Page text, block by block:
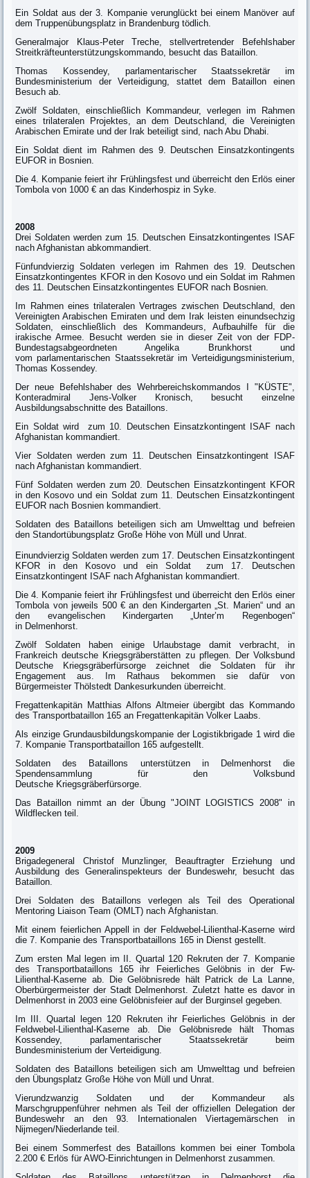
Ein Soldat aus der 3. Kompanie verunglückt bei einem Manöver auf
dem Truppenübungsplatz in Brandenburg tödlich.
Generalmajor Klaus-Peter Treche, stellvertretender Befehlshaber
Streitkräfteunterstützungskommando, besucht das Bataillon.
Thomas Kossendey, parlamentarischer Staatssekretär im
Bundesministerium der Verteidigung, stattet dem Bataillon einen
Besuch ab.
Zwölf Soldaten, einschließlich Kommandeur, verlegen im Rahmen
eines trilateralen Projektes, an dem Deutschland, die Vereinigten
Arabischen Emirate und der Irak beteiligt sind, nach Abu Dhabi.
Ein Soldat dient im Rahmen des 9. Deutschen Einsatzkontingents
EUFOR in Bosnien.
Die 4. Kompanie feiert ihr Frühlingsfest und überreicht den Erlös einer
Tombola von 1000 € an das Kinderhospiz in Syke.
2008
Drei Soldaten werden zum 15. Deutschen Einsatzkontingentes ISAF
nach Afghanistan abkommandiert.
Fünfundvierzig Soldaten verlegen im Rahmen des 19. Deutschen
Einsatzkontingentes KFOR in den Kosovo und ein Soldat im Rahmen
des 11. Deutschen Einsatzkontingentes EUFOR nach Bosnien.
Im Rahmen eines trilateralen Vertrages zwischen Deutschland, den
Vereinigten Arabischen Emiraten und dem Irak leisten einundsechzig
Soldaten, einschließlich des Kommandeurs, Aufbauhilfe für die
irakische Armee. Besucht werden sie in dieser Zeit von der FDP-
Bundestagsabgeordneten Angelika Brunkhorst und
vom parlamentarischen Staatssekretär im Verteidigungsministerium,
Thomas Kossendey.
Der neue Befehlshaber des Wehrbereichskommandos I "KÜSTE",
Konteradmiral Jens-Volker Kronisch, besucht einzelne
Ausbildungsabschnitte des Bataillons.
Ein Soldat wird zum 10. Deutschen Einsatzkontingent ISAF nach
Afghanistan kommandiert.
Vier Soldaten werden zum 11. Deutschen Einsatzkontingent ISAF
nach Afghanistan kommandiert.
Fünf Soldaten werden zum 20. Deutschen Einsatzkontingent KFOR
in den Kosovo und ein Soldat zum 11. Deutschen Einsatzkontingent
EUFOR nach Bosnien kommandiert.
Soldaten des Bataillons beteiligen sich am Umwelttag und befreien
den Standortübungsplatz Große Höhe von Müll und Unrat.
Einundvierzig Soldaten werden zum 17. Deutschen Einsatzkontingent
KFOR in den Kosovo und ein Soldat zum 17. Deutschen
Einsatzkontingent ISAF nach Afghanistan kommandiert.
Die 4. Kompanie feiert ihr Frühlingsfest und überreicht den Erlös einer
Tombola von jeweils 500 € an den Kindergarten „St. Marien“ und an
den evangelischen Kindergarten „Unter’m Regenbogen“
in Delmenhorst.
Zwölf Soldaten haben einige Urlaubstage damit verbracht, in
Frankreich deutsche Kriegsgräberstätten zu pflegen. Der Volksbund
Deutsche Kriegsgräberfürsorge zeichnet die Soldaten für ihr
Engagement aus. Im Rathaus bekommen sie dafür von
Bürgermeister Thölstedt Dankesurkunden überreicht.
Fregattenkapitän Matthias Alfons Altmeier übergibt das Kommando
des Transportbataillon 165 an Fregattenkapitän Volker Laabs.
Als einzige Grundausbildungskompanie der Logistikbrigade 1 wird die
7. Kompanie Transportbataillon 165 aufgestellt.
Soldaten des Bataillons unterstützen in Delmenhorst die
Spendensammlung für den Volksbund
Deutsche Kriegsgräberfürsorge.
Das Bataillon nimmt an der Übung "JOINT LOGISTICS 2008" in
Wildflecken teil.
2009
Brigadegeneral Christof Munzlinger, Beauftragter Erziehung und
Ausbildung des Generalinspekteurs der Bundeswehr, besucht das
Bataillon.
Drei Soldaten des Bataillons verlegen als Teil des Operational
Mentoring Liaison Team (OMLT) nach Afghanistan.
Mit einem feierlichen Appell in der Feldwebel-Lilienthal-Kaserne wird
die 7. Kompanie des Transportbataillons 165 in Dienst gestellt.
Zum ersten Mal legen im II. Quartal 120 Rekruten der 7. Kompanie
des Transportbataillons 165 ihr Feierliches Gelöbnis in der Fw-
Lilienthal-Kaserne ab. Die Gelöbnisrede hält Patrick de La Lanne,
Oberbürgermeister der Stadt Delmenhorst. Zuletzt hatte es davor in
Delmenhorst in 2003 eine Gelöbnisfeier auf der Burginsel gegeben.
Im III. Quartal legen 120 Rekruten ihr Feierliches Gelöbnis in der
Feldwebel-Lilienthal-Kaserne ab. Die Gelöbnisrede hält Thomas
Kossendey, parlamentarischer Staatssekretär beim
Bundesministerium der Verteidigung.
Soldaten des Bataillons beteiligen sich am Umwelttag und befreien
den Übungsplatz Große Höhe von Müll und Unrat.
Vierundzwanzig Soldaten und der Kommandeur als
Marschgruppenführer nehmen als Teil der offiziellen Delegation der
Bundeswehr an den 93. Internationalen Viertagemärschen in
Nijmegen/Niederlande teil.
Bei einem Sommerfest des Bataillons kommen bei einer Tombola
2.200 € Erlös für AWO-Einrichtungen in Delmenhorst zusammen.